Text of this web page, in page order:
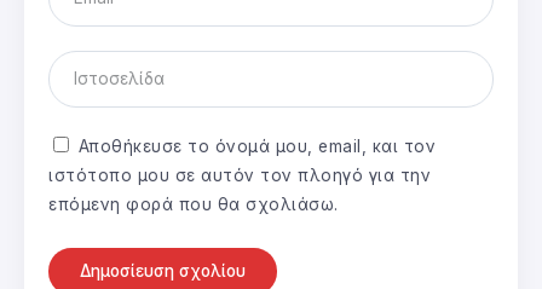
Αποθήκευσε το όνομά μου, email, και τον
ιστότοπο μου σε αυτόν τον πλοηγό για την
επόμενη φορά που θα σχολιάσω.